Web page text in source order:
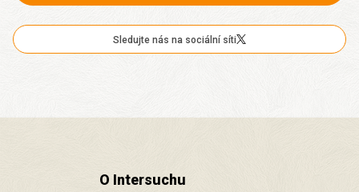
Sledujte nás na sociální síti
O Intersuchu